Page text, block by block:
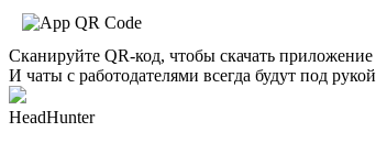
Сканируйте QR-код, чтобы скачать приложение
И чаты с работодателями всегда будут под рукой
HeadHunter